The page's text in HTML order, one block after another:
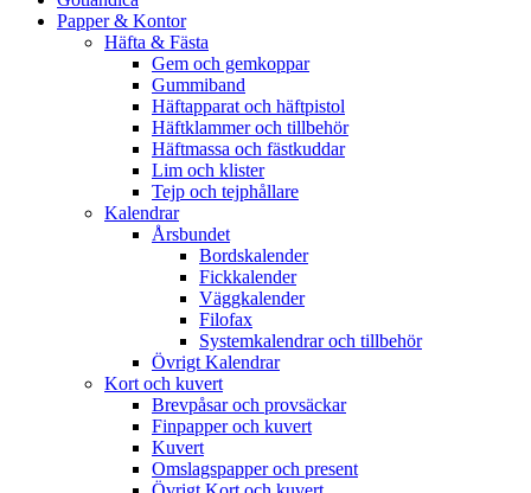
Papper & Kontor
Häfta & Fästa
Gem och gemkoppar
Gummiband
Häftapparat och häftpistol
Häftklammer och tillbehör
Häftmassa och fästkuddar
Lim och klister
Tejp och tejphållare
Kalendrar
Årsbundet
Bordskalender
Fickkalender
Väggkalender
Filofax
Systemkalendrar och tillbehör
Övrigt Kalendrar
Kort och kuvert
Brevpåsar och provsäckar
Finpapper och kuvert
Kuvert
Omslagspapper och present